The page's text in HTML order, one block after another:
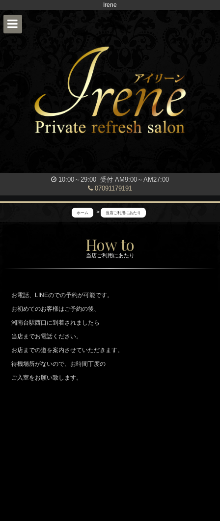
Irene
10:00～29:00 受付 AM9:00～AM27:00
07091179191
ホーム 当店ご利用にあたり
の
ご
利
用
に
How to
当店ご利用にあたり
お電話、LINEのでの予約が可能です。
お初めてのお客様はご予約の後、
湘南台駅西口に到着されましたら
当店までお電話ください。
お店までの道を案内させていただきます。
待機場所がないので、お時間丁度の
ご入室をお願い致します。